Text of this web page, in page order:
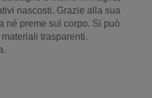
nascosti. Grazie alla sua
né preme sul corpo. Si può
trasparenti.